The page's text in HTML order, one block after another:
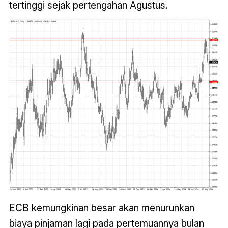
tertinggi sejak pertengahan Agustus.
ECB kemungkinan besar akan menurunkan
biaya pinjaman lagi pada pertemuannya bulan